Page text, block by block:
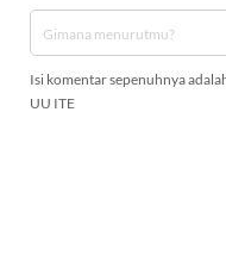
Isi komentar sepenuhnya
UU ITE